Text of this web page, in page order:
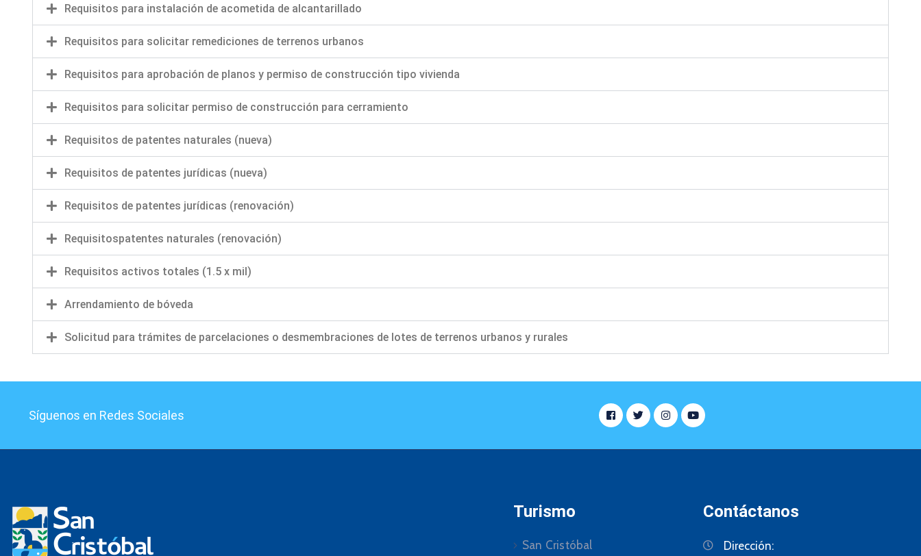
Requisitos para instalación de acometida de alcantarillado
Requisitos para solicitar remediciones de terrenos urbanos
Requisitos para aprobación de planos y permiso de construcción tipo vivienda
Requisitos para solicitar permiso de construcción para cerramiento
Requisitos de patentes naturales (nueva)
Requisitos de patentes jurídicas (nueva)
Requisitos de patentes jurídicas (renovación)
Requisitospatentes naturales (renovación)
Requisitos activos totales (1.5 x mil)
Arrendamiento de bóveda
Solicitud para trámites de parcelaciones o desmembraciones de lotes de terrenos urbanos y rurales
Síguenos en Redes Sociales
Turismo
San Cristóbal
Contáctanos
Dirección: